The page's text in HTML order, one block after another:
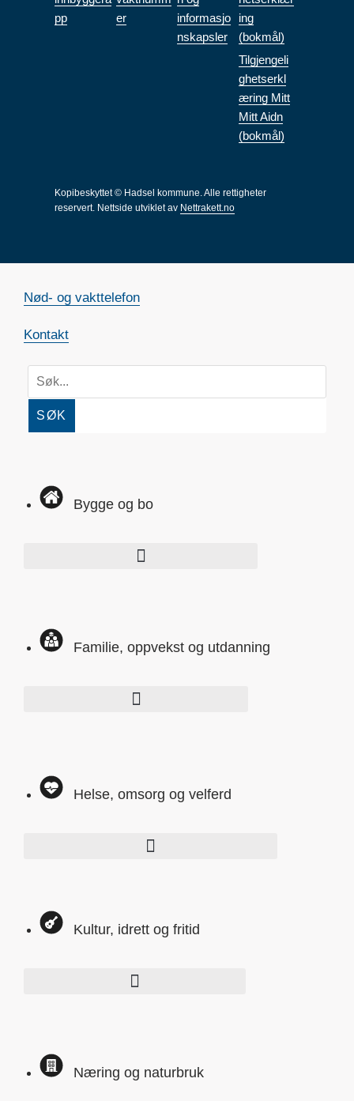
pp
er
informasjo
nskapsler
ing
(bokmål)
Tilgjengeli
ghetserkl
æring Mitt
Mitt Aidn
(bokmål)
Kopibeskyttet © Hadsel kommune. Alle rettigheter
reservert. Nettside utviklet av Nettrakett.no
Nød- og vakttelefon
Kontakt
SØK
Bygge og bo
Familie, oppvekst og utdanning
Helse, omsorg og velferd
Kultur, idrett og fritid
Næring og naturbruk